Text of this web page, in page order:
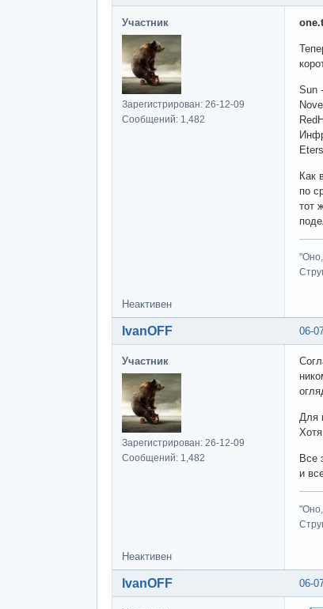
Участник
Зарегистрирован: 26-12-09
Сообщений: 1,482
Sun
Как
по
тот
"Оно,
Неактивен
06-
IvanOFF
Участник
Зарегистрирован: 26-12-09
Сообщений: 1,482
Для
Все
и
"Оно,
Неактивен
06-
IvanOFF